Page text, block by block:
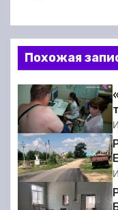
и
г
а
ц
и
я
Похожая